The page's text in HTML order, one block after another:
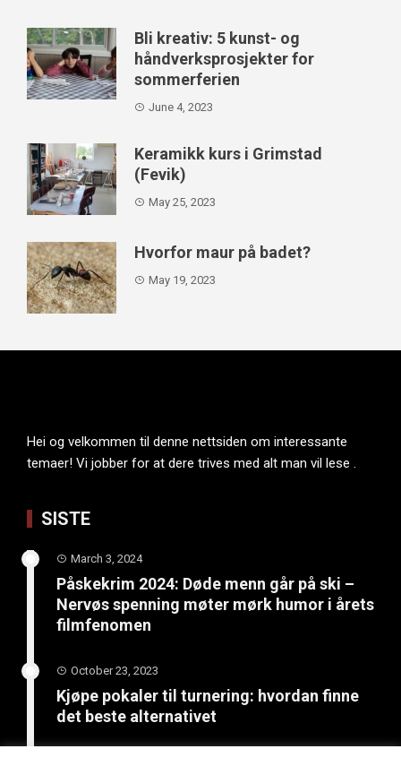
Bli kreativ: 5 kunst- og
håndverksprosjekter for
sommerferien
June 4, 2023
Keramikk kurs i Grimstad
(Fevik)
May 25, 2023
Hvorfor maur på badet?
May 19, 2023
Hei og velkommen til denne nettsiden om interessante
temaer! Vi jobber for at dere trives med alt man vil lese .
SISTE
March 3, 2024
Påskekrim 2024: Døde menn går på ski –
Nervøs spenning møter mørk humor i årets
filmfenomen
October 23, 2023
Kjøpe pokaler til turnering: hvordan finne
det beste alternativet